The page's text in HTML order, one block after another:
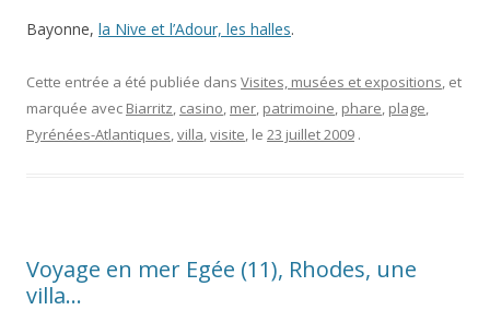
Bayonne, la Nive et l’Adour, les halles.
Cette entrée a été publiée dans Visites, musées et expositions, et
marquée avec Biarritz, casino, mer, patrimoine, phare, plage,
Pyrénées-Atlantiques,villa,visite, le 23 juillet 2009 .
Voyage en mer Egée (11), Rhodes, une
villa…